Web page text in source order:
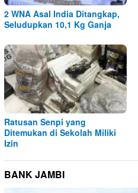
2 WNA Asal India Ditangkap,
Seludupkan 10,1 Kg Ganja
Ratusan Senpi yang
Ditemukan di Sekolah Miliki
Izin
BANK JAMBI